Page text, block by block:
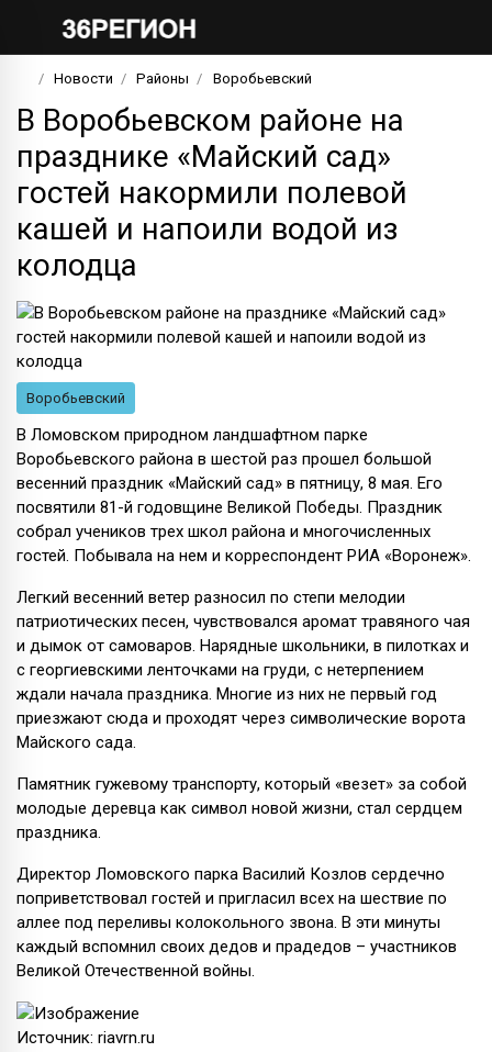
Новости Районы Воробьевский
В Воробьевском районе на
празднике «Майский сад»
гостей накормили полевой
кашей и напоили водой из
колодца
Воробьевский
В Ломовском природном ландшафтном парке
Воробьевского района в шестой раз прошел большой
весенний праздник «Майский сад» в пятницу, 8 мая. Его
посвятили 81-й годовщине Великой Победы. Праздник
собрал учеников трех школ района и многочисленных
гостей. Побывала на нем и корреспондент РИА «Воронеж».
Легкий весенний ветер разносил по степи мелодии
патриотических песен, чувствовался аромат травяного чая
и дымок от самоваров. Нарядные школьники, в пилотках и
с георгиевскими ленточками на груди, с нетерпением
ждали начала праздника. Многие из них не первый год
приезжают сюда и проходят через символические ворота
Майского сада.
Памятник гужевому транспорту, который «везет» за собой
молодые деревца как символ новой жизни, стал сердцем
праздника.
Директор Ломовского парка Василий Козлов сердечно
поприветствовал гостей и пригласил всех на шествие по
аллее под переливы колокольного звона. В эти минуты
каждый вспомнил своих дедов и прадедов – участников
Великой Отечественной войны.
Источник: riavrn.ru